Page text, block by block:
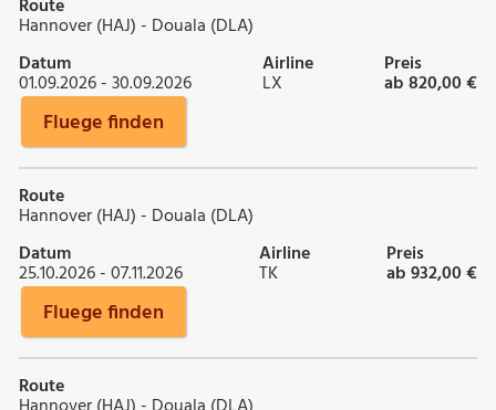
Route
Hannover (HAJ) - Douala (DLA)
Datum
01.09.2026 - 30.09.2026
Airline
LX
Preis
ab 820,00 €
Fluege finden
Route
Hannover (HAJ) - Douala (DLA)
Datum
25.10.2026 - 07.11.2026
Airline
TK
Preis
ab 932,00 €
Fluege finden
Route